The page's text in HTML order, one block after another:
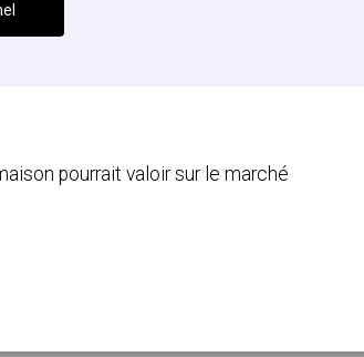
pourrait valoir sur le marché